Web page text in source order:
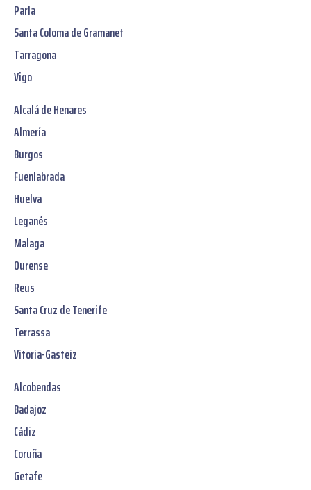
Parla
Santa Coloma de Gramanet
Tarragona
Vigo
Alcalá de Henares
Almería
Burgos
Fuenlabrada
Huelva
Leganés
Malaga
Ourense
Reus
Santa Cruz de Tenerife
Terrassa
Vitoria-Gasteiz
Alcobendas
Badajoz
Cádiz
Coruña
Getafe